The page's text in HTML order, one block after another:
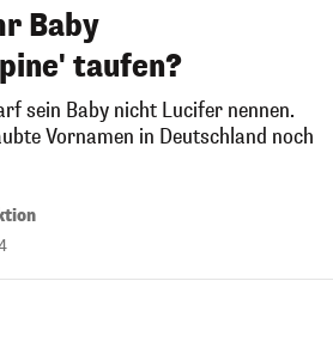
Baby
taufen?
sein Baby nicht Lucifer nennen.
Vornamen in Deutschland noch